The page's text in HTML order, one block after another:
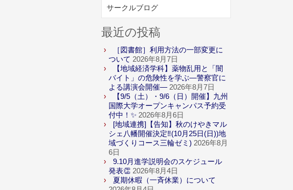
サークルブログ
最近の投稿
［図書館］利用方法の一部変更に
ついて 2026年8月7日
【地域経済学科】薬物乱用と「闇
バイト」の危険性を学ぶ―警察官に
よる講演会開催― 2026年8月7日
【9/5（土）・9/6（日）開催】九州
国際大学オープンキャンパス予約受
付中！✨ 2026年8月6日
[地域連携]【告知】秋のけやきマル
シェ八幡開催決定‼(10月25日(日))地
域づくりコース三輪ゼミ) 2026年8月
6日
9.10月進学説明会のスケジュール
発表👏 2026年8月4日
夏期休暇（一斉休業）について